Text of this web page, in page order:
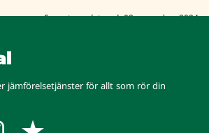
Senast uppdaterad: 03 november 2024
jämförelsetjänster för allt som rör din